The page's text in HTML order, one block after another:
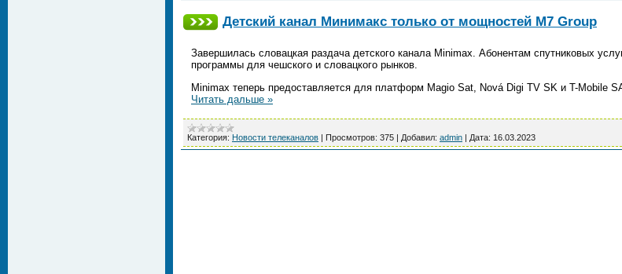
Детский канал Минимакс только от мощностей M7 Group
Завершилась словацкая раздача детского канала Minimax. Абонентам спутниковых
программы для чешского и словацкого рынков.
Minimax теперь предоставляется для платформ Magio Sat, Nová Digi TV SK и T-Mobile
Читать дальше »
Категория: Новости телеканалов | Просмотров: 375 | Добавил: admin | Дата: 16.03.2023